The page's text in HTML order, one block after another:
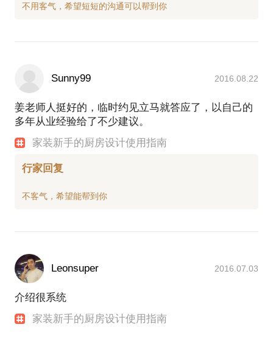
Sunny99 2016.08.22
姜老师人挺好的，临时约见立马就答应了，以自己的
多年从业经验给了不少建议。
家装新手的厨房设计使用指南
行家回复
Leonsuper 2016.07.03
介绍很系统
家装新手的厨房设计使用指南